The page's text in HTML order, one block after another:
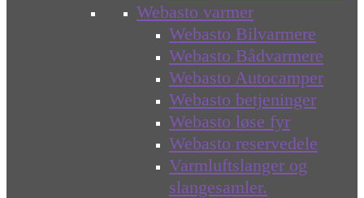
Webasto varmer
Webasto Bilvarmere
Webasto Bådvarmere
Webasto Autocamper
Webasto betjeninger
Webasto løse fyr
Webasto reservedele
Varmluftslanger og
slangesamler.